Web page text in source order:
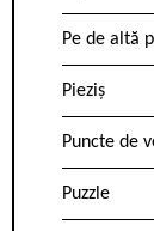
Pe de altă
Pieziș
Puncte de
Puzzle